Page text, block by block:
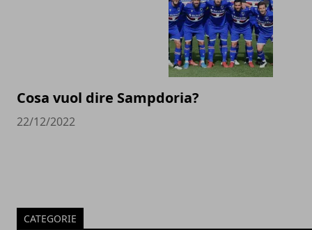
Cosa vuol dire Sampdoria?
22/12/2022
CATEGORIE